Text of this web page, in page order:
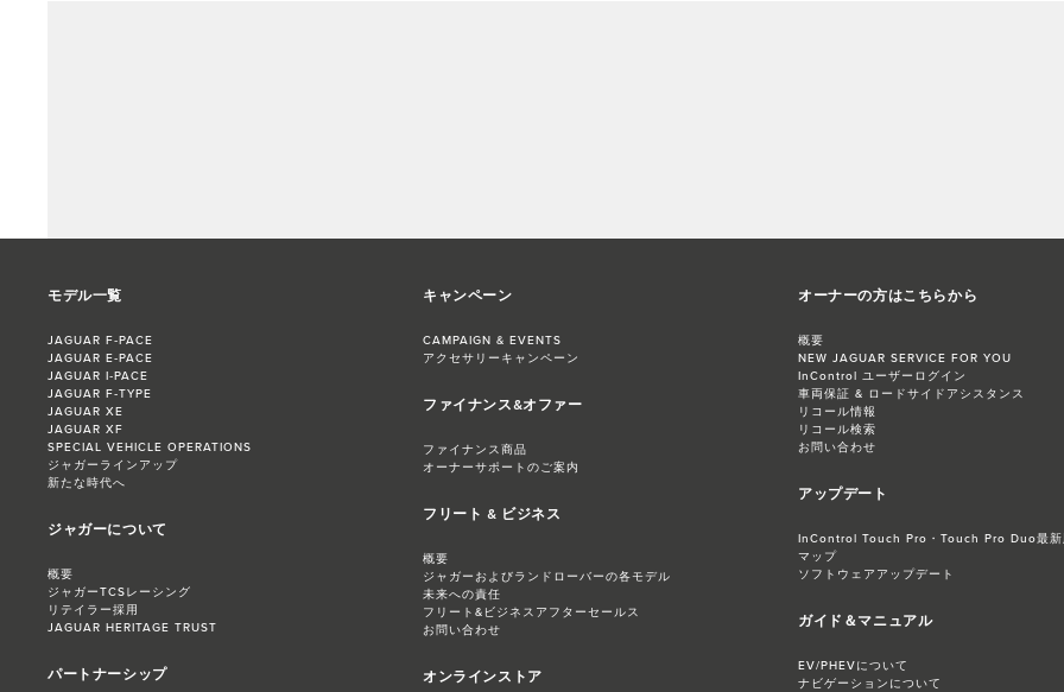
モデル一覧
JAGUAR F‑PACE
JAGUAR E‑PACE
JAGUAR I‑PACE
JAGUAR F‑TYPE
JAGUAR XE
JAGUAR XF
SPECIAL VEHICLE OPERATIONS
ジャガーラインアップ
新たな時代へ
ジャガーについて
概要
ジャガーTCSレーシング
リテイラー採用
JAGUAR HERITAGE TRUST
パートナーシップ
キャンペーン
CAMPAIGN & EVENTS
アクセサリーキャンペーン
ファイナンス&オファー
ファイナンス商品
オーナーサポートのご案内
フリート & ビジネス
概要
ジャガーおよびランドローバーの各モデル
未来への責任
フリート&ビジネスアフターセールス
お問い合わせ
オンラインストア
オーナーの方はこちらから
概要
NEW JAGUAR SERVICE FOR YOU
InControl ユーザーログイン
車両保証 & ロードサイドアシスタンス
リコール情報
リコール検索
お問い合わせ
アップデート
InControl Touch Pro・Touch Pro Duo最新
マップ
ソフトウェアアップデート
ガイド＆マニュアル
EV/PHEVについて
ナビゲーションについて